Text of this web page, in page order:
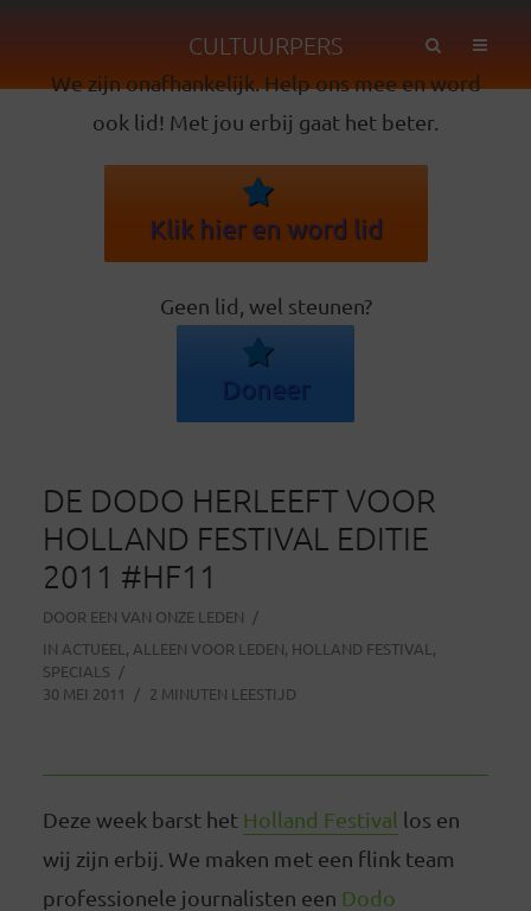
CULTUURPERS
We zijn onafhankelijk. Help ons mee en word
ook lid! Met jou erbij gaat het beter.
Klik hier en word lid
Geen lid, wel steunen?
Doneer
DE DODO HERLEEFT VOOR
HOLLAND FESTIVAL EDITIE
2011 #HF11
DOOR EEN VAN ONZE LEDEN
IN ACTUEEL , ALLEEN VOOR LEDEN, HOLLAND FESTIVAL ,
SPECIALS
30 MEI 2011
2 MINUTEN LEESTIJD
Deze week barst het Holland Festival los en
wij zijn erbij. We maken met een flink team
professionele journalisten een Dodo